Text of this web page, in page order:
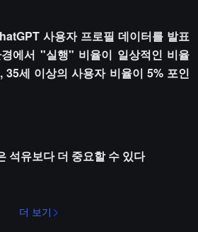
사용자 프로필 데이터를 발표
에서 "실행" 비율이 일상적인 비율
35세 이상의 사용자 비율이 5% 포인
석유보다 더 중요할 수 있다
더 보기